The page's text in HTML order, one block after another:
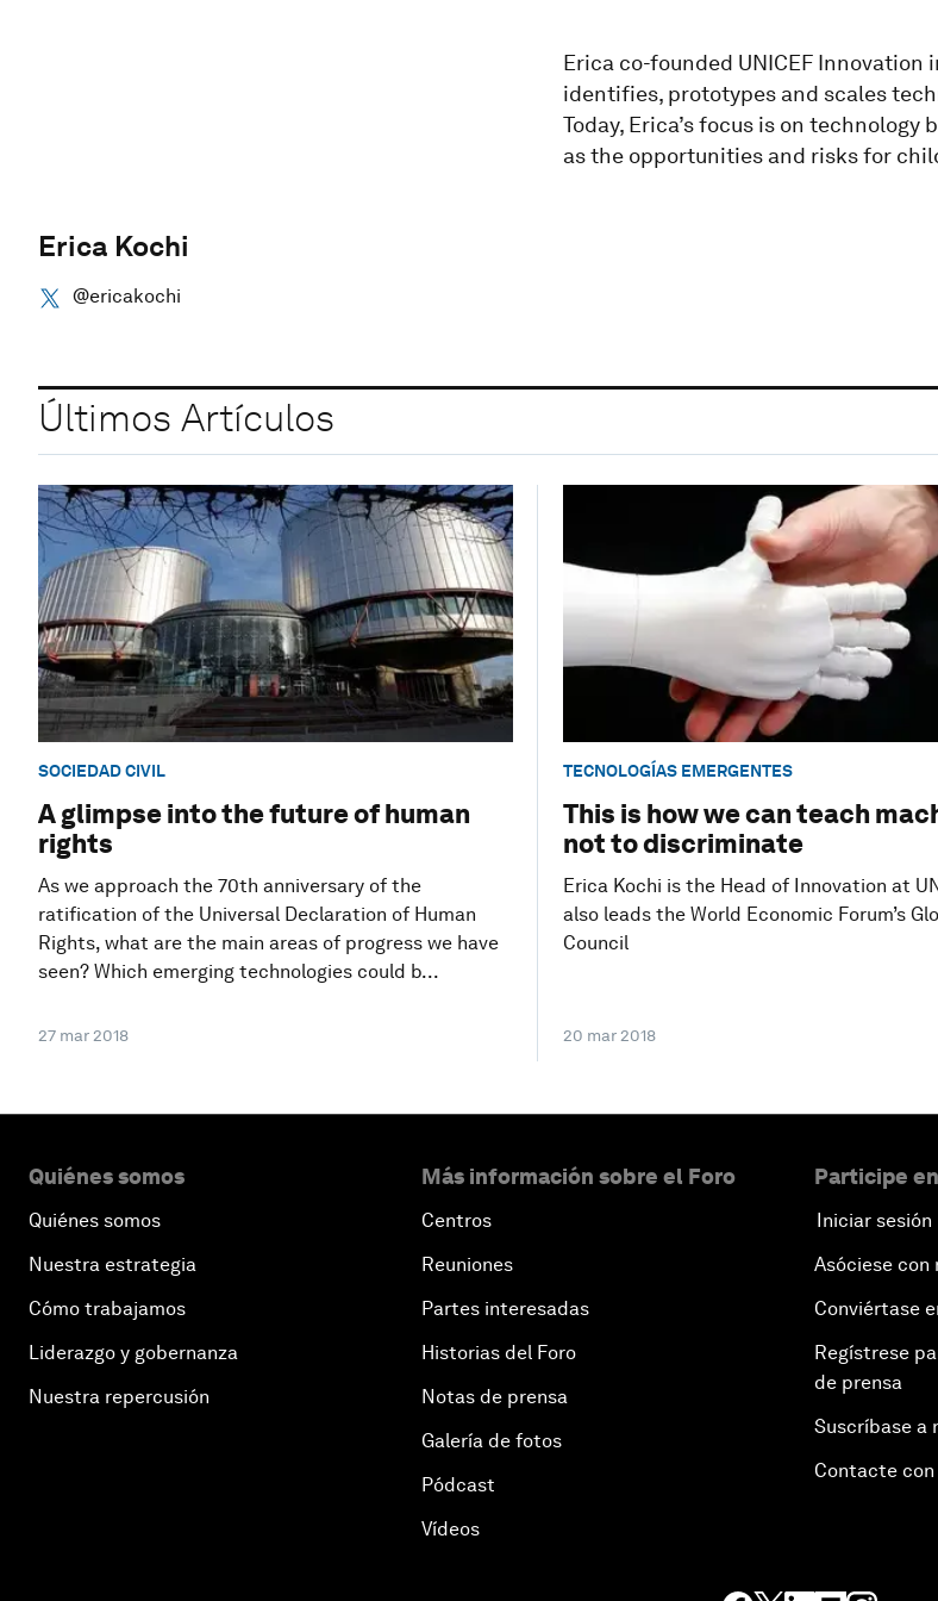
Erica Kochi
@ericakochi
Erica co-founded UNICEF Innovation
identifies, prototypes and scales
Today, Erica’s focus is on
as the opportunities and risks for
Últimos Artículos
SOCIEDAD CIVIL
A glimpse into the future of human
rights
As we approach the 70th anniversary of the
ratification of the Universal Declaration of Human
Rights, what are the main areas of progress we have
seen? Which emerging technologies could b...
27 mar 2018
TECNOLOGÍAS EMERGENTES
This is how we can teach
not to discriminate
Erica Kochi is the Head of Innovation at
also leads the World Economic Forum’s
Council
20 mar 2018
Quiénes somos
Quiénes somos
Nuestra estrategia
Cómo trabajamos
Liderazgo y gobernanza
Nuestra repercusión
Más información sobre el Foro
Centros
Reuniones
Partes interesadas
Historias del Foro
Notas de prensa
Galería de fotos
Pódcast
Vídeos
Participe
Iniciar sesión
Asóciese con
Conviértase
Regístrese
de prensa
Suscríbase a
Contacte